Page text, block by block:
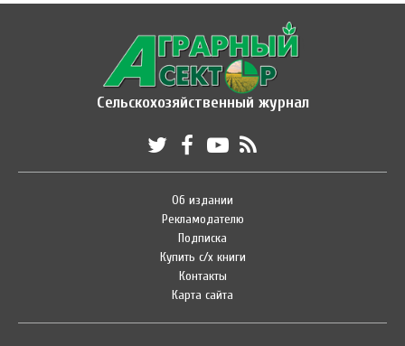
Сельскохозяйственный журнал
Об издании
Рекламодателю
Подписка
Купить с/х книги
Контакты
Карта сайта